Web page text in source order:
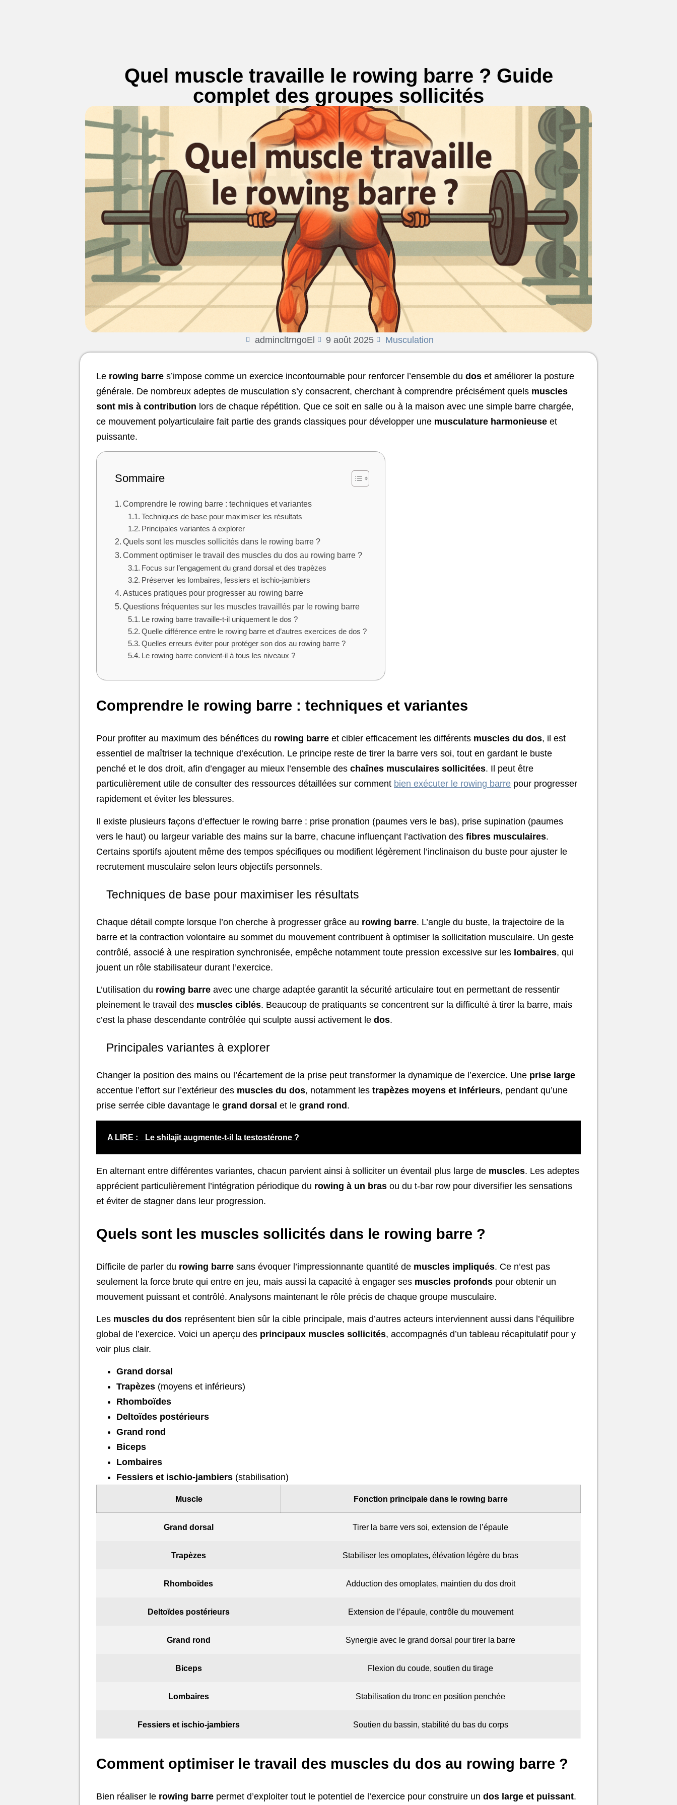
Quel muscle travaille le rowing barre ? Guide
complet des groupes sollicités
admincltrngoEl 9 août 2025 Musculation
Le rowing barre s’impose comme un exercice incontournable pour renforcer l’ensemble du dos et améliorer la posture
générale. De nombreux adeptes de musculation s’y consacrent, cherchant à comprendre précisément quels muscles
sont mis à contribution lors de chaque répétition. Que ce soit en salle ou à la maison avec une simple barre chargée,
ce mouvement polyarticulaire fait partie des grands classiques pour développer une musculature harmonieuse et
puissante.
Sommaire
Comprendre le rowing barre : techniques et variantes
Techniques de base pour maximiser les résultats
Principales variantes à explorer
Quels sont les muscles sollicités dans le rowing barre ?
Comment optimiser le travail des muscles du dos au rowing barre ?
Focus sur l’engagement du grand dorsal et des trapèzes
Préserver les lombaires, fessiers et ischio-jambiers
Astuces pratiques pour progresser au rowing barre
Questions fréquentes sur les muscles travaillés par le rowing barre
Le rowing barre travaille-t-il uniquement le dos ?
Quelle différence entre le rowing barre et d’autres exercices de dos ?
Quelles erreurs éviter pour protéger son dos au rowing barre ?
Le rowing barre convient-il à tous les niveaux ?
Comprendre le rowing barre : techniques et variantes
Pour profiter au maximum des bénéfices du rowing barre et cibler efficacement les différents muscles du dos, il est
essentiel de maîtriser la technique d’exécution. Le principe reste de tirer la barre vers soi, tout en gardant le buste
penché et le dos droit, afin d’engager au mieux l’ensemble des chaînes musculaires sollicitées. Il peut être
particulièrement utile de consulter des ressources détaillées sur comment bien exécuter le rowing barre pour progresser
rapidement et éviter les blessures.
Il existe plusieurs façons d’effectuer le rowing barre : prise pronation (paumes vers le bas), prise supination (paumes
vers le haut) ou largeur variable des mains sur la barre, chacune influençant l’activation des fibres musculaires.
Certains sportifs ajoutent même des tempos spécifiques ou modifient légèrement l’inclinaison du buste pour ajuster le
recrutement musculaire selon leurs objectifs personnels.
Techniques de base pour maximiser les résultats
Chaque détail compte lorsque l’on cherche à progresser grâce au rowing barre. L’angle du buste, la trajectoire de la
barre et la contraction volontaire au sommet du mouvement contribuent à optimiser la sollicitation musculaire. Un geste
contrôlé, associé à une respiration synchronisée, empêche notamment toute pression excessive sur les lombaires, qui
jouent un rôle stabilisateur durant l’exercice.
L’utilisation du rowing barre avec une charge adaptée garantit la sécurité articulaire tout en permettant de ressentir
pleinement le travail des muscles ciblés. Beaucoup de pratiquants se concentrent sur la difficulté à tirer la barre, mais
c’est la phase descendante contrôlée qui sculpte aussi activement le dos.
Principales variantes à explorer
Changer la position des mains ou l’écartement de la prise peut transformer la dynamique de l’exercice. Une prise large
accentue l’effort sur l’extérieur des muscles du dos, notamment les trapèzes moyens et inférieurs, pendant qu’une
prise serrée cible davantage le grand dorsal et le grand rond .
A LIRE : Le shilajit augmente-t-il la testostérone ?
En alternant entre différentes variantes, chacun parvient ainsi à solliciter un éventail plus large de muscles. Les adeptes
apprécient particulièrement l’intégration périodique du rowing à un bras ou du t-bar row pour diversifier les sensations
et éviter de stagner dans leur progression.
Quels sont les muscles sollicités dans le rowing barre ?
Difficile de parler du rowing barre sans évoquer l’impressionnante quantité de muscles impliqués. Ce n’est pas
seulement la force brute qui entre en jeu, mais aussi la capacité à engager ses muscles profonds pour obtenir un
mouvement puissant et contrôlé. Analysons maintenant le rôle précis de chaque groupe musculaire.
Les muscles du dos représentent bien sûr la cible principale, mais d’autres acteurs interviennent aussi dans l’équilibre
global de l’exercice. Voici un aperçu des principaux muscles sollicités, accompagnés d’un tableau récapitulatif pour y
voir plus clair.
Grand dorsal
Trapèzes (moyens et inférieurs)
Rhomboïdes
Deltoïdes postérieurs
Grand rond
Biceps
Lombaires
Fessiers et ischio-jambiers (stabilisation)
Muscle Fonction principale dans le rowing barre
Grand dorsal Tirer la barre vers soi, extension de l’épaule
Trapèzes Stabiliser les omoplates, élévation légère du bras
Rhomboïdes Adduction des omoplates, maintien du dos droit
Deltoïdes postérieurs Extension de l’épaule, contrôle du mouvement
Grand rond Synergie avec le grand dorsal pour tirer la barre
Biceps Flexion du coude, soutien du tirage
Lombaires Stabilisation du tronc en position penchée
Fessiers et ischio-jambiers Soutien du bassin, stabilité du bas du corps
Comment optimiser le travail des muscles du dos au rowing barre ?
Bien réaliser le rowing barre permet d’exploiter tout le potentiel de l’exercice pour construire un dos large et puissant.